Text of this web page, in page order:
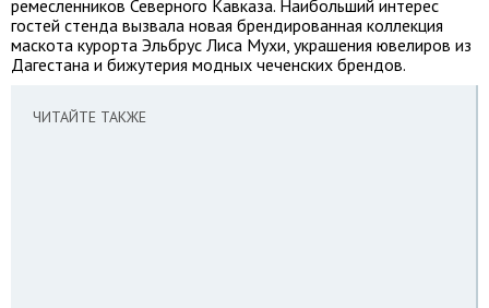
ремесленников Северного Кавказа. Наибольший интерес
гостей стенда вызвала новая брендированная коллекция
маскота курорта Эльбрус Лиса Мухи, украшения ювелиров из
Дагестана и бижутерия модных чеченских брендов.
ЧИТАЙТЕ ТАКЖЕ